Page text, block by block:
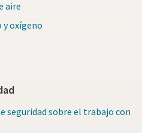
aire
y oxígeno
seguridad sobre el trabajo con